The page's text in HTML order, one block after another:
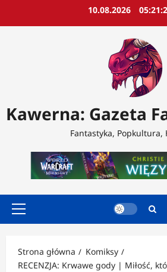
10.08.2026
Kawerna: Gazeta
Fantastyka, Popkultura,
Menu
Strona główna
Komiksy
RECENZJA: Krwawe gody | Miłość,